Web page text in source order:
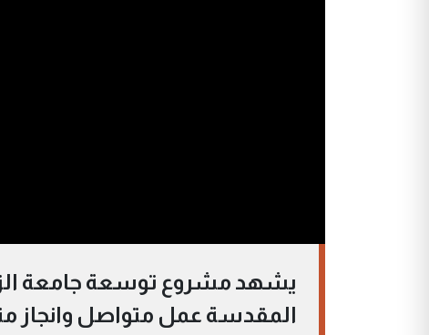
يشهد مشروع توسعة جامعة
المقدسة عمل متواصل وانجاز